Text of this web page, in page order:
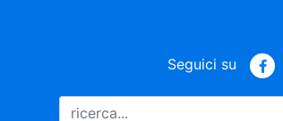
Seguici su